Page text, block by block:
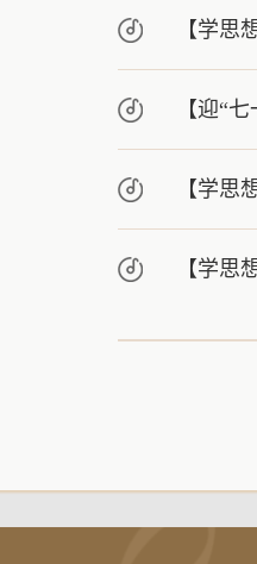
【学
【迎“
【学
【学思